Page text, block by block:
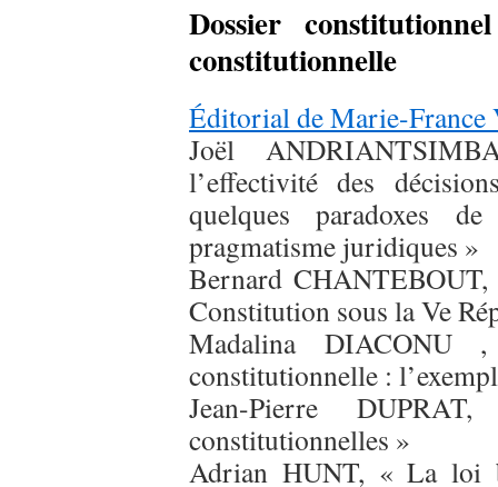
Dossier
constitutionnelle
Éditorial de Marie-
Joël
l’effectivité des
quelques paradoxes
pragmatisme juridiques »
Bernard
Constitution sous la Ve
Madalina
constitutionnelle :
Jean-Pierre
constitutionnelles »
Adrian HUNT, « La loi